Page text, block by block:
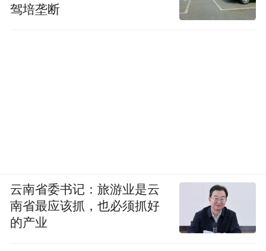
驾培垄断
云南省委书记：旅游业是云
南省最应该抓，也必须抓好
的产业